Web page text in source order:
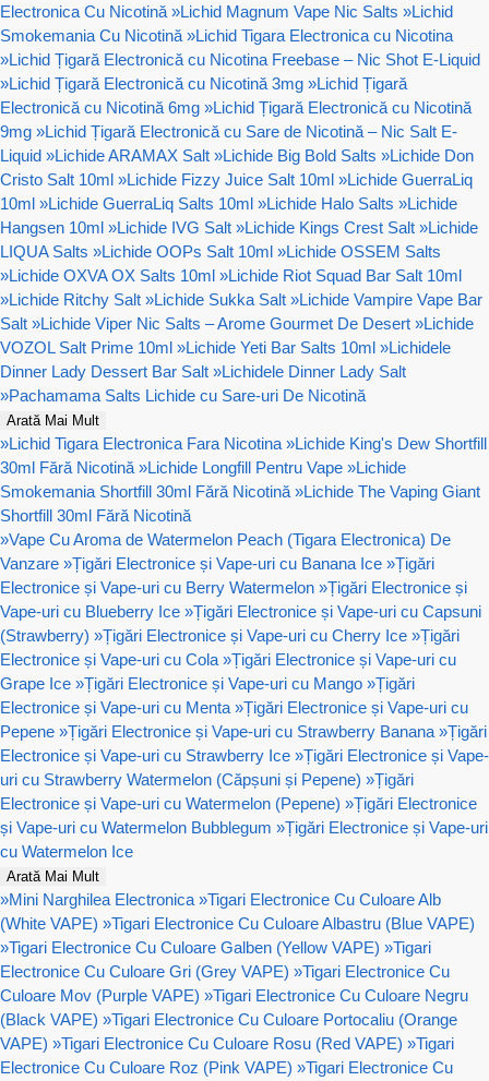
Electronica Cu Nicotină »Lichid Magnum Vape Nic Salts »Lichid
Smokemania Cu Nicotină »Lichid Tigara Electronica cu Nicotina
»Lichid Țigară Electronică cu Nicotina Freebase – Nic Shot E-Liquid
»Lichid Țigară Electronică cu Nicotină 3mg »Lichid Țigară
Electronică cu Nicotină 6mg »Lichid Țigară Electronică cu Nicotină
9mg »Lichid Țigară Electronică cu Sare de Nicotină – Nic Salt E-
Liquid »Lichide ARAMAX Salt »Lichide Big Bold Salts »Lichide Don
Cristo Salt 10ml »Lichide Fizzy Juice Salt 10ml »Lichide GuerraLiq
10ml »Lichide GuerraLiq Salts 10ml »Lichide Halo Salts »Lichide
Hangsen 10ml »Lichide IVG Salt »Lichide Kings Crest Salt »Lichide
LIQUA Salts »Lichide OOPs Salt 10ml »Lichide OSSEM Salts
»Lichide OXVA OX Salts 10ml »Lichide Riot Squad Bar Salt 10ml
»Lichide Ritchy Salt »Lichide Sukka Salt »Lichide Vampire Vape Bar
Salt »Lichide Viper Nic Salts – Arome Gourmet De Desert »Lichide
VOZOL Salt Prime 10ml »Lichide Yeti Bar Salts 10ml »Lichidele
Dinner Lady Dessert Bar Salt »Lichidele Dinner Lady Salt
»Pachamama Salts Lichide cu Sare-uri De Nicotină
Arată Mai Mult
»Lichid Tigara Electronica Fara Nicotina »Lichide King's Dew Shortfill
30ml Fără Nicotină »Lichide Longfill Pentru Vape »Lichide
Smokemania Shortfill 30ml Fără Nicotină »Lichide The Vaping Giant
Shortfill 30ml Fără Nicotină
»Vape Cu Aroma de Watermelon Peach (Tigara Electronica) De
Vanzare »Țigări Electronice și Vape-uri cu Banana Ice »Țigări
Electronice și Vape-uri cu Berry Watermelon »Țigări Electronice și
Vape-uri cu Blueberry Ice »Țigări Electronice și Vape-uri cu Capsuni
(Strawberry) »Țigări Electronice și Vape-uri cu Cherry Ice »Țigări
Electronice și Vape-uri cu Cola »Țigări Electronice și Vape-uri cu
Grape Ice »Țigări Electronice și Vape-uri cu Mango »Țigări
Electronice și Vape-uri cu Menta »Țigări Electronice și Vape-uri cu
Pepene »Țigări Electronice și Vape-uri cu Strawberry Banana »Țigări
Electronice și Vape-uri cu Strawberry Ice »Țigări Electronice și Vape-
uri cu Strawberry Watermelon (Căpșuni și Pepene) »Țigări
Electronice și Vape-uri cu Watermelon (Pepene) »Țigări Electronice
și Vape-uri cu Watermelon Bubblegum »Țigări Electronice și Vape-uri
cu Watermelon Ice
Arată Mai Mult
»Mini Narghilea Electronica »Tigari Electronice Cu Culoare Alb
(White VAPE) »Tigari Electronice Cu Culoare Albastru (Blue VAPE)
»Tigari Electronice Cu Culoare Galben (Yellow VAPE) »Tigari
Electronice Cu Culoare Gri (Grey VAPE) »Tigari Electronice Cu
Culoare Mov (Purple VAPE) »Tigari Electronice Cu Culoare Negru
(Black VAPE) »Tigari Electronice Cu Culoare Portocaliu (Orange
VAPE) »Tigari Electronice Cu Culoare Rosu (Red VAPE) »Tigari
Electronice Cu Culoare Roz (Pink VAPE) »Tigari Electronice Cu